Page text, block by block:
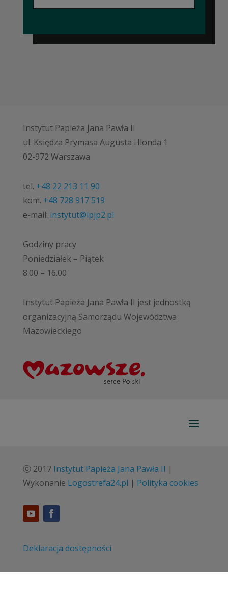
Instytut Papieża Jana Pawła II
ul. Księdza Prymasa Augusta Hlonda 1
02-972 Warszawa
tel. +48 22 213 11 90
kom. +48 728 917 519
e-mail: instytut@ipjp2.pl
Godziny pracy
Poniedziałek – Piątek
8.00 – 16.00
Instytut Papieża Jana Pawła II jest jednostką
organizacyjną Samorządu Województwa
Mazowieckiego
ⓒ 2017 Instytut Papieża Jana Pawła II |
Wykonanie Logostrefa24.pl | Polityka cookies
Deklaracja dostępności